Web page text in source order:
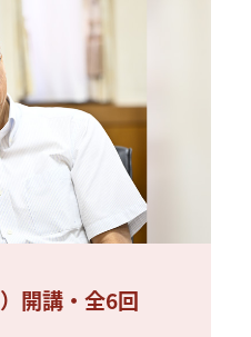
開講・全6回